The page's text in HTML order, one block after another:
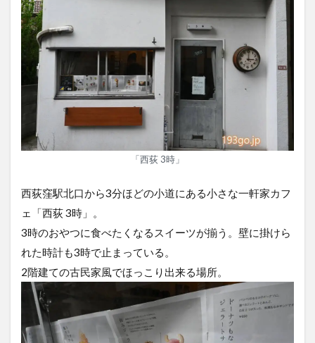
「西荻 3時」
西荻窪駅北口から3分ほどの小道にある小さな一軒家カフ
ェ「西荻 3時」。
3時のおやつに食べたくなるスイーツが揃う。壁に掛けら
れた時計も3時で止まっている。
2階建ての古民家風でほっこり出来る場所。